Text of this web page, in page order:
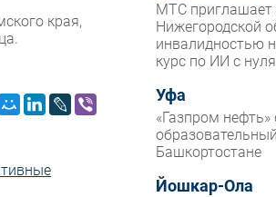
края,
МТС приглашает
Нижегородской
инвалидностью
курс по ИИ с нуля
Уфа
«Газпром нефть»
Башкортостане
Йошкар-Ола